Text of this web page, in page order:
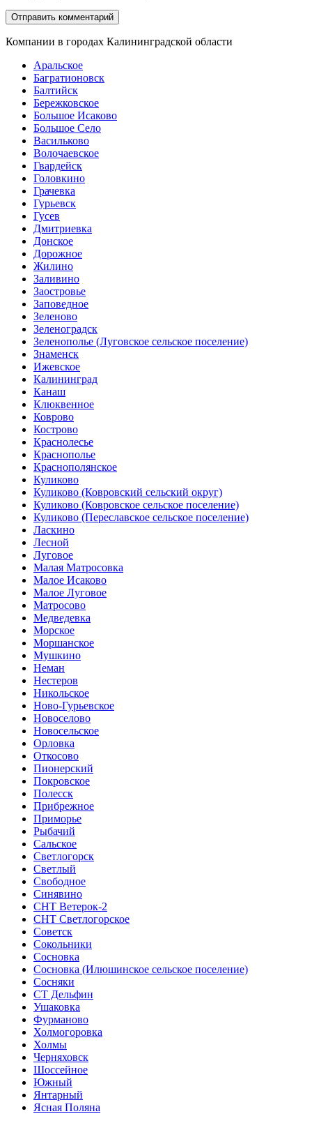
Компании в городах Калининградской области
Аральское
Багратионовск
Балтийск
Бережковское
Большое Исаково
Большое Село
Васильково
Волочаевское
Гвардейск
Головкино
Грачевка
Гурьевск
Гусев
Дмитриевка
Донское
Дорожное
Жилино
Заливино
Заостровье
Заповедное
Зеленово
Зеленоградск
Зеленополье (Луговское сельское поселение)
Знаменск
Ижевское
Калининград
Канаш
Клюквенное
Коврово
Кострово
Краснолесье
Краснополье
Краснополянское
Куликово
Куликово (Ковровский сельский округ)
Куликово (Ковровское сельское поселение)
Куликово (Переславское сельское поселение)
Ласкино
Лесной
Луговое
Малая Матросовка
Малое Исаково
Малое Луговое
Матросово
Медведевка
Морское
Моршанское
Мушкино
Неман
Нестеров
Никольское
Ново-Гурьевское
Новоселово
Новосельское
Орловка
Откосово
Пионерский
Покровское
Полесск
Прибрежное
Приморье
Рыбачий
Сальское
Светлогорск
Светлый
Свободное
Синявино
СНТ Ветерок-2
СНТ Светлогорское
Советск
Сокольники
Сосновка
Сосновка (Илюшинское сельское поселение)
Сосняки
СТ Дельфин
Ушаковка
Фурманово
Холмогоровка
Холмы
Черняховск
Шоссейное
Южный
Янтарный
Ясная Поляна